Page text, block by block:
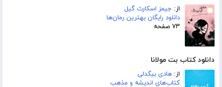
از: جیمز اسکارث گیل
دانلود رایگان بهترین رمان‌ها
۷۳ صفحه
دانلود کتاب بت مولانا
از: هادی بیگدلی
کتاب‌های اندیشه و مذهب